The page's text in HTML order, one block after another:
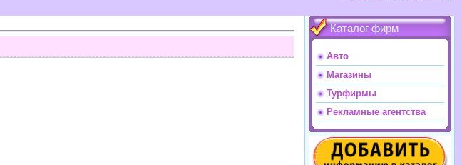
Каталог фирм
Авто
Магазины
Турфирмы
Рекламные агентства